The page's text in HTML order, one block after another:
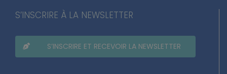
S’INSCRIRE À LA NEWSLETTER
S’INSCRIRE ET RECEVOIR LA NEWSLETTER